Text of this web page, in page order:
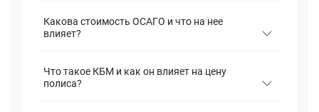
Какова стоимость ОСАГО и что на нее
влияет?
Что такое КБМ и как он влияет на цену
полиса?